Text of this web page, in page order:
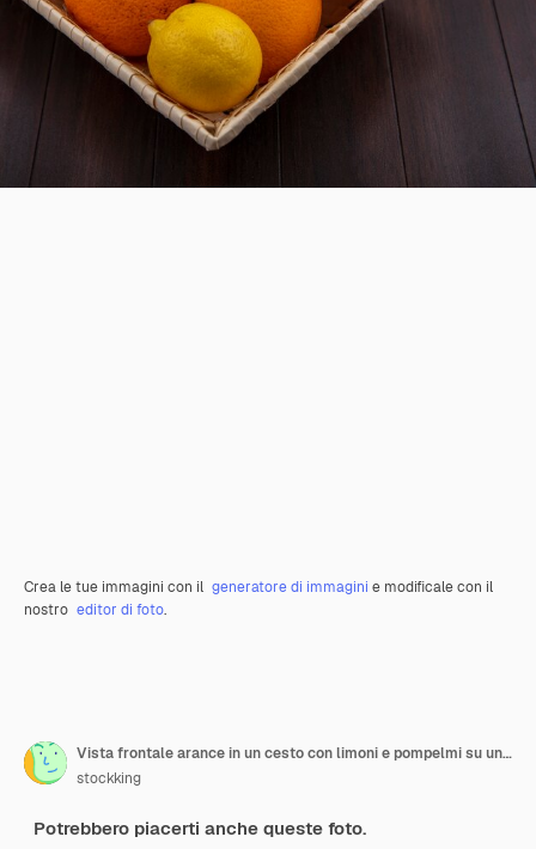
Crea le tue immagini con il generatore di immagini e modificale con il
nostro editor di foto.
Vista frontale arance in un cesto con limoni e pompelmi su uno sfondo di legno
stockking
Potrebbero piacerti anche queste foto.